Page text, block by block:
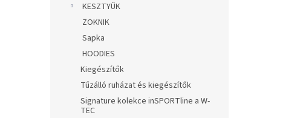
KESZTYŰK
ZOKNIK
Sapka
HOODIES
Kiegészítők
Tűzálló ruházat és kiegészítők
Signature kolekce inSPORTline a W-
TEC